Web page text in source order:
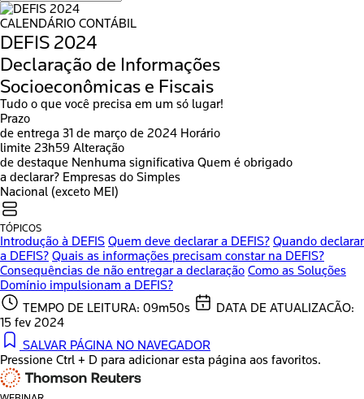
CALENDÁRIO CONTÁBIL
DEFIS 2024
Declaração de Informações
Socioeconômicas e Fiscais
Tudo o que você precisa em um só lugar!
Prazo
de entrega 31 de março de 2024 Horário
limite 23h59 Alteração
de destaque Nenhuma significativa Quem é obrigado
a declarar? Empresas do Simples
Nacional (exceto MEI)
TÓPICOS
Introdução à DEFIS Quem deve declarar a DEFIS? Quando declarar
a DEFIS? Quais as informações precisam constar na DEFIS?
Consequências de não entregar a declaração Como as Soluções
Domínio impulsionam a DEFIS?
TEMPO DE LEITURA: 09m50s
DATA DE ATUALIZACÃO:
15 fev 2024
SALVAR PÁGINA NO NAVEGADOR
Pressione Ctrl + D para adicionar esta página aos favoritos.